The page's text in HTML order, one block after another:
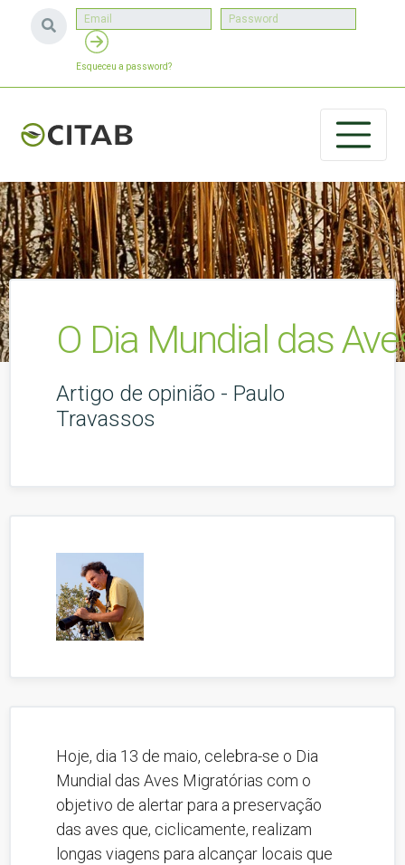
Esqueceu a password?
O Dia Mundial das
Artigo de opinião - Paulo
Travassos
Hoje, dia 13 de maio, celebra-se o Dia
Mundial das Aves Migratórias com o
objetivo de alertar para a preservação
das aves que, ciclicamente, realizam
longas viagens para alcançar locais que